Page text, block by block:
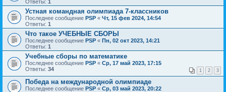
Ответы: 1
Устная командная олимпиада 7-классников
Последнее сообщение PSP « Чт, 15 фев 2024, 14:54
Ответы: 1
Что такое УЧЕБНЫЕ СБОРЫ
Последнее сообщение PSP « Пн, 02 окт 2023, 14:21
Ответы: 1
Учебные сборы по математике
Последнее сообщение PSP « Ср, 17 май 2023, 17:15
Ответы: 34 1 2 3
Победа на международной олимпиаде
Последнее сообщение PSP « Ср, 03 май 2023, 20:22